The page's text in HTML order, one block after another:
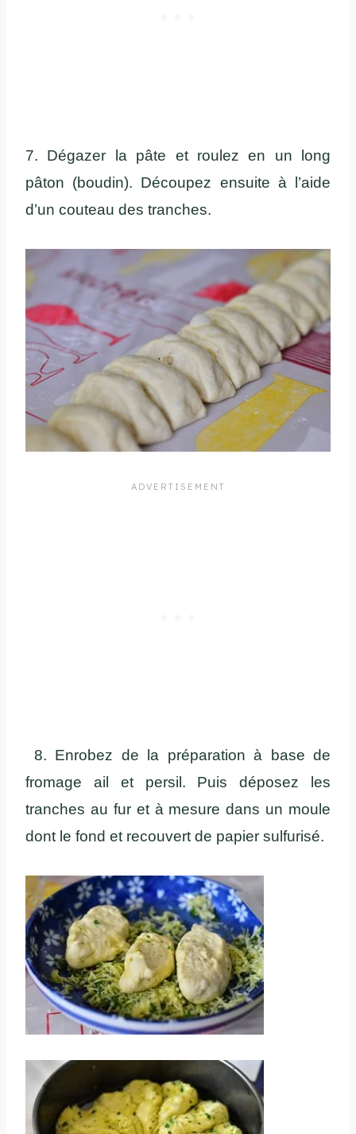
7. Dégazer la pâte et roulez en un long
pâton (boudin). Découpez ensuite à l’aide
d’un couteau des tranches.
8. Enrobez de la préparation à base de
fromage ail et persil. Puis déposez les
tranches au fur et à mesure dans un moule
dont le fond et recouvert de papier sulfurisé.